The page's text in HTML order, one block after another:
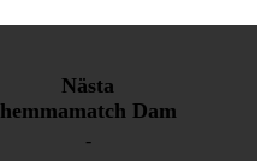
Nästa
hemmamatch Dam
-